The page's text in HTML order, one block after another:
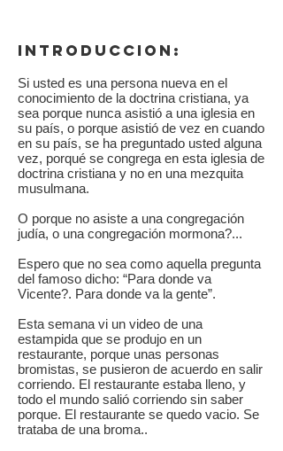
INTRODUCCION:
Si usted es una persona nueva en el
conocimiento de la doctrina cristiana, ya
sea porque nunca asistió a una iglesia en
su país, o porque asistió de vez en cuando
en su país, se ha preguntado usted alguna
vez, porqué se congrega en esta iglesia de
doctrina cristiana y no en una mezquita
musulmana.
O porque no asiste a una congregación
judía, o una congregación mormona?...
Espero que no sea como aquella pregunta
del famoso dicho: “Para donde va
Vicente?. Para donde va la gente”.
Esta semana vi un video de una
estampida que se produjo en un
restaurante, porque unas personas
bromistas, se pusieron de acuerdo en salir
corriendo. El restaurante estaba lleno, y
todo el mundo salió corriendo sin saber
porque. El restaurante se quedo vacio. Se
trataba de una broma..